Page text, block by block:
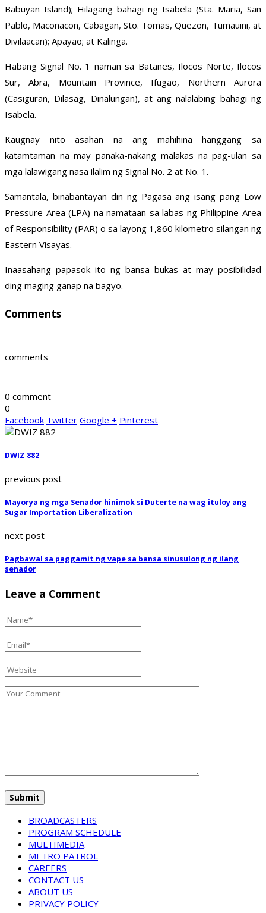
Babuyan Island); Hilagang bahagi ng Isabela (Sta. Maria, San
Pablo, Maconacon, Cabagan, Sto. Tomas, Quezon, Tumauini, at
Divilaacan); Apayao; at Kalinga.
Habang Signal No. 1 naman sa Batanes, Ilocos Norte, Ilocos
Sur, Abra, Mountain Province, Ifugao, Northern Aurora
(Casiguran, Dilasag, Dinalungan), at ang nalalabing bahagi ng
Isabela.
Kaugnay nito asahan na ang mahihina hanggang sa
katamtaman na may panaka-nakang malakas na pag-ulan sa
mga lalawigang nasa ilalim ng Signal No. 2 at No. 1.
Samantala, binabantayan din ng Pagasa ang isang pang Low
Pressure Area (LPA) na namataan sa labas ng Philippine Area
of Responsibility (PAR) o sa layong 1,860 kilometro silangan ng
Eastern Visayas.
Inaasahang papasok ito ng bansa bukas at may posibilidad
ding maging ganap na bagyo.
Comments
comments
0 comment
0
Facebook Twitter Google + Pinterest
DWIZ 882
previous post
Mayorya ng mga Senador hinimok si Duterte na wag ituloy ang
Sugar Importation Liberalization
next post
Pagbawal sa paggamit ng vape sa bansa sinusulong ng ilang
senador
Leave a Comment
BROADCASTERS
PROGRAM SCHEDULE
MULTIMEDIA
METRO PATROL
CAREERS
CONTACT US
ABOUT US
PRIVACY POLICY